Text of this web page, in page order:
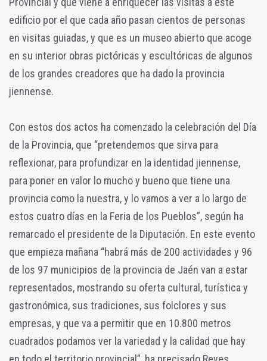
edificio por el que cada año pasan cientos de personas
en visitas guiadas, y que es un museo abierto que acoge
en su interior obras pictóricas y escultóricas de algunos
de los grandes creadores que ha dado la provincia
jiennense.
Con estos dos actos ha comenzado la celebración del Día
de la Provincia, que “pretendemos que sirva para
reflexionar, para profundizar en la identidad jiennense,
para poner en valor lo mucho y bueno que tiene una
provincia como la nuestra, y lo vamos a ver a lo largo de
estos cuatro días en la Feria de los Pueblos”, según ha
remarcado el presidente de la Diputación. En este evento
que empieza mañana “habrá más de 200 actividades y 96
de los 97 municipios de la provincia de Jaén van a estar
representados, mostrando su oferta cultural, turística y
gastronómica, sus tradiciones, sus folclores y sus
empresas, y que va a permitir que en 10.800 metros
cuadrados podamos ver la variedad y la calidad que hay